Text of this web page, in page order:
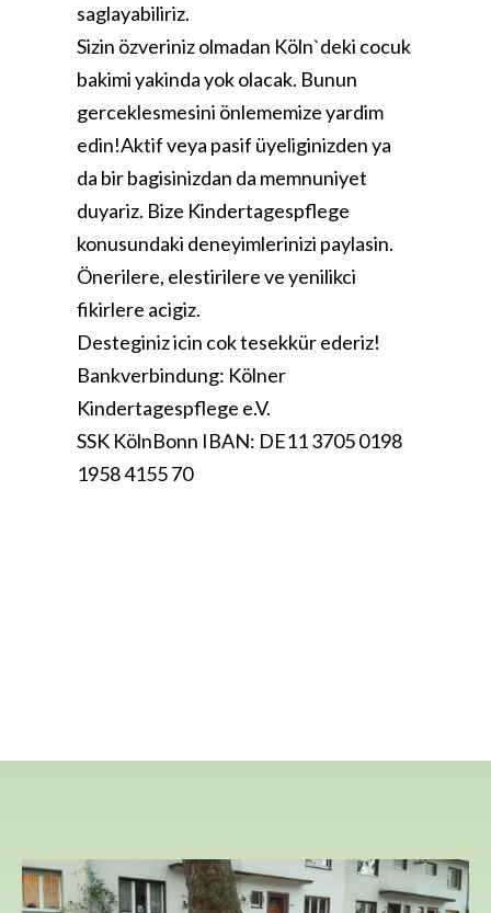
saglayabiliriz.
Sizin özveriniz olmadan Köln`deki cocuk
bakimi yakinda yok olacak. Bunun
gerceklesmesini önlememize yardim
edin!Aktif veya pasif üyeliginizden ya
da bir bagisinizdan da memnuniyet
duyariz. Bize Kindertagespflege
konusundaki deneyimlerinizi paylasin.
Önerilere, elestirilere ve yenilikci
fikirlere acigiz.
Desteginiz icin cok tesekkür ederiz!
Bankverbindung: Kölner
Kindertagespflege e.V.
SSK KölnBonn IBAN: DE11 3705 0198
1958 4155 70